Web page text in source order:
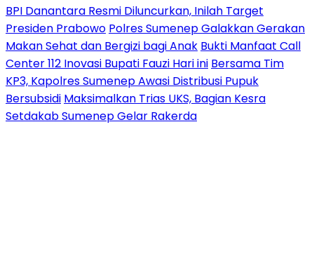
BPI Danantara Resmi Diluncurkan, Inilah Target
Presiden Prabowo Polres Sumenep Galakkan Gerakan
Makan Sehat dan Bergizi bagi Anak Bukti Manfaat Call
Center 112 Inovasi Bupati Fauzi Hari ini Bersama Tim
KP3, Kapolres Sumenep Awasi Distribusi Pupuk
Bersubsidi Maksimalkan Trias UKS, Bagian Kesra
Setdakab Sumenep Gelar Rakerda